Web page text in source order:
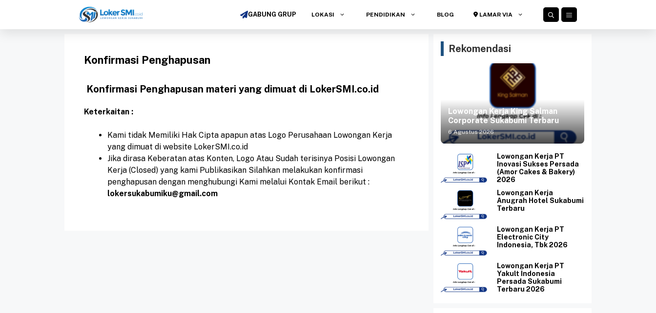
isi
GABUNG GRUP LOKASI PENDIDIKAN BLOG LAMAR VIA
Konfirmasi Penghapusan
Konfirmasi Penghapusan materi yang dimuat di LokerSMI.co.id
Keterkaitan :
Kami tidak Memiliki Hak Cipta apapun atas Logo Perusahaan Lowongan Kerja
yang dimuat di website LokerSMI.co.id
Jika dirasa Keberatan atas Konten, Logo Atau Sudah terisinya Posisi Lowongan
Kerja (Closed) yang kami Publikasikan Silahkan melakukan konfirmasi
penghapusan dengan menghubungi Kami melalui Kontak Email berikut :
lokersukabumiku@gmail.com
Rekomendasi
Lowongan Kerja King Salman
Corporate Sukabumi Terbaru
6 Agustus 2026
Lowongan Kerja PT
Inovasi Sukses Persada
(Amor Cakes & Bakery)
2026
Lowongan Kerja
Anugrah Hotel Sukabumi
Terbaru
Lowongan Kerja PT
Electronic City
Indonesia, Tbk 2026
Lowongan Kerja PT
Yakult Indonesia
Persada Sukabumi
Terbaru 2026